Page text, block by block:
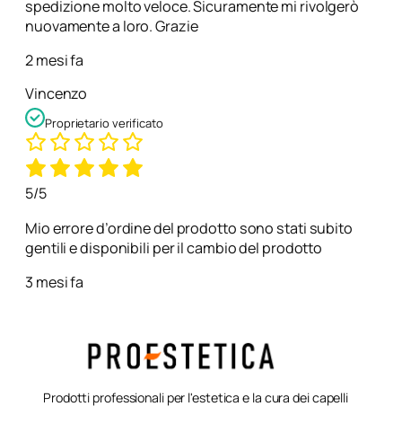
spedizione molto veloce. Sicuramente mi rivolgerò
nuovamente a loro. Grazie
2 mesi fa
Vincenzo
Proprietario verificato
5/5
Mio errore d’ordine del prodotto sono stati subito
gentili e disponibili per il cambio del prodotto
3 mesi fa
Prodotti professionali per l'estetica e la cura dei capelli